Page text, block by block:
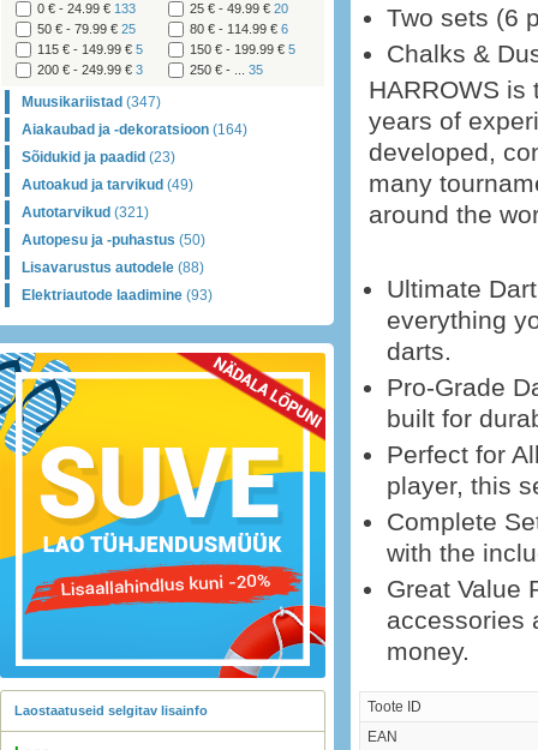
0 € - 24.99 € 133 25 € - 49.99 € 20
50 € - 79.99 € 25 80 € - 114.99 € 6
115 € - 149.99 € 5 150 € - 199.99 € 5
200 € - 249.99 € 3 250 € - ... 35
Muusikariistad (347)
Aiakaubad ja -dekoratsioon (164)
Sõidukid ja paadid (23)
Autoakud ja tarvikud (49)
Autotarvikud (321)
Autopesu ja -puhastus (50)
Lisavarustus autodele (88)
Elektriautode laadimine (93)
Laostaatuseid selgitav lisainfo
Two sets (6
Chalks &
HARROWS is
years of
developed,
many
around the
Ultimate
everything
darts.
Pro-Grade
built for
Perfect for
player, this
Complete
with the
Great Value
accessories
money.
Toote ID
EAN